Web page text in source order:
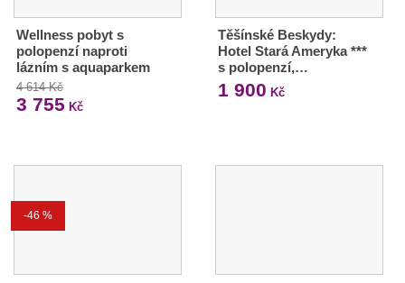
Wellness pobyt s
polopenzí naproti
lázním s aquaparkem
4 614 Kč
3 755 Kč
Těšínské Beskydy:
Hotel Stará Ameryka ***
s polopenzí,…
1 900 Kč
-46 %